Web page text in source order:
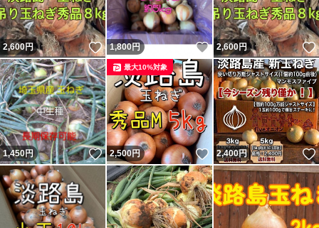
2,600円 いいね！
1,800円 いいね！
2,600円
1,450円 いいね！
2,500円 いいね！
最大10%対象
2,400円